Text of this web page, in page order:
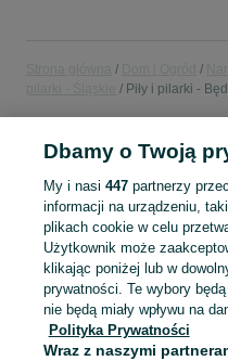
Piły i pilarki -
POLSKA » ŚLĄSKIE » BĘDZIN
KATEGORIA
Mapa kategorii
Mapa miejscowości
Dbamy o Twoją
My i nasi 447partnerzy
informacji na urządzeniu,
plikach cookie w celu
Użytkownik może
klikając poniżej lub w
prywatności. Te wybory
nie będą miały wpływu na
Polityka Prywatności
Wraz z naszymi